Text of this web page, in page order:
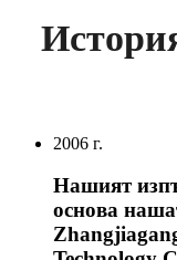
2006 г.
Нашият
основа